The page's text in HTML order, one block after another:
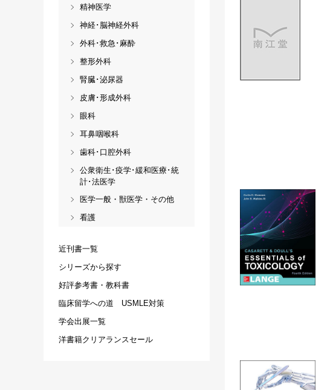
精神医学
神経･脳神経外科
外科･救急･麻酔
整形外科
腎臓･泌尿器
皮膚･形成外科
眼科
耳鼻咽喉科
歯科･口腔外科
公衆衛生･疫学･緩和医療･統
計･法医学
医学一般・獣医学・その他
看護
近刊書一覧
シリーズから探す
好評参考書・教科書
臨床留学への道 USMLE対策
学会出展一覧
洋書籍クリアランスセール